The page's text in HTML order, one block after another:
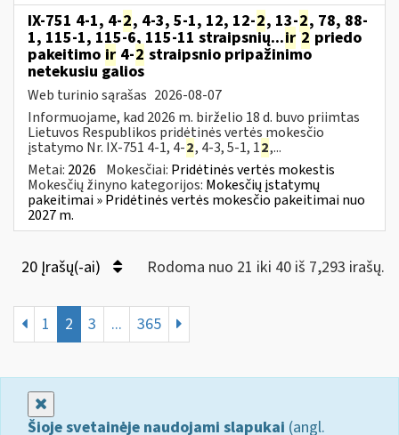
IX-751 4-1, 4-2, 4-3, 5-1, 12, 12-2, 13-2, 78, 88-
1, 115-1, 115-6, 115-11 straipsnių...ir 2 priedo
pakeitimo ir 4-2 straipsnio pripažinimo
netekusiu galios
Web turinio sąrašas 2026-08-07
Informuojame, kad 2026 m. birželio 18 d. buvo priimtas
Lietuvos Respublikos pridėtinės vertės mokesčio
įstatymo Nr. IX-751 4-1, 4-2, 4-3, 5-1, 12,...
Metai: 2026 Mokesčiai: Pridėtinės vertės mokestis
Mokesčių žinyno kategorijos: Mokesčių įstatymų
pakeitimai » Pridėtinės vertės mokesčio pakeitimai nuo
2027 m.
20 Įrašų(-ai) Rodoma nuo 21 iki 40 iš 7,293 irašų.
1 2 3 ... 365
Šioje svetainėje naudojami slapukai (angl.